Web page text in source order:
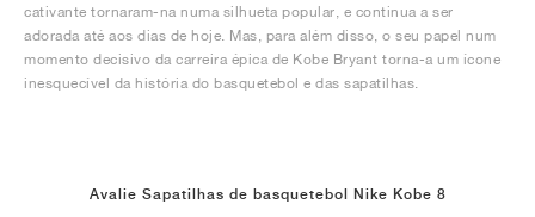
cativante tornaram-na numa silhueta popular, e continua a ser
adorada até aos dias de hoje. Mas, para além disso, o seu papel num
momento decisivo da carreira épica de Kobe Bryant torna-a um ícone
inesquecível da história do basquetebol e das sapatilhas.
Avalie Sapatilhas de basquetebol Nike Kobe 8